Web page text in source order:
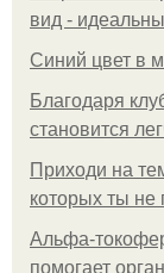
вид -
Синий цвет в
Благодаря
становится
Приходи на
которых ты не
Альфа-
помогает